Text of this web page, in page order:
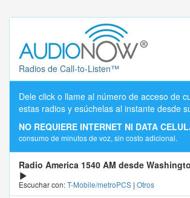
Radios de Call-to-Listen™
Dele click o llame al número de acceso de
estas radios y esúchelas al instante desde
NO REQUIERE INTERNET NI DATA
consumo de minutos de voz, sin costo adicional.
Radio America 1540 AM desde
Escuchar con:T-Mobile/metroPCS | Otros